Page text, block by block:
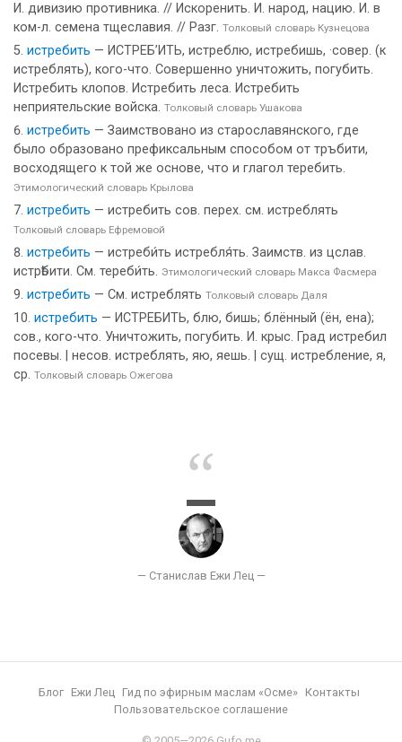
И. дивизию противника. // Искоренить. И. народ, нацию. И. в
ком-л. семена тщеславия. // Разг. Толковый словарь Кузнецова
истребить — ИСТРЕБ’ИТЬ, истреблю, истребишь, ·совер. (к
истреблять), кого-что. Совершенно уничтожить, погубить.
Истребить клопов. Истребить леса. Истребить
неприятельские войска. Толковый словарь Ушакова
истребить — Заимствовано из старославянского, где
было образовано префиксальным способом от тръбити,
восходящего к той же основе, что и глагол теребить.
Этимологический словарь Крылова
истребить — истребить сов. перех. см. истреблять
Толковый словарь Ефремовой
истребить — истреби́ть истребля́ть. Заимств. из цслав.
истрѣбити. См. тереби́ть. Этимологический словарь Макса Фасмера
истребить — См. истреблять Толковый словарь Даля
истребить — ИСТРЕБИТЬ, блю, бишь; блённый (ён, ена);
сов., кого-что. Уничтожить, погубить. И. крыс. Град истребил
посевы. | несов. истреблять, яю, яешь. | сущ. истребление, я,
ср. Толковый словарь Ожегова
Блог Ежи Лец Гид по эфирным маслам «Осме»
Контакты
Пользовательское соглашение